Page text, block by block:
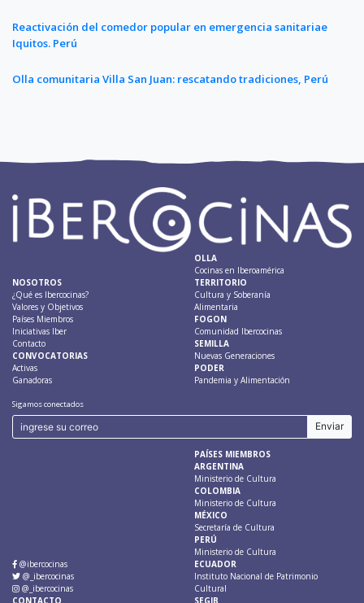
Reactivación del comedor popular en emergencia sanitariae
Iquitos. Perú
Olla comunitaria Villa San Juan: rescatando tradiciones, Perú
NOSOTROS
¿Qué es Ibercocinas?
Valores y Objetivos
Países Miembros
Iniciativas Iber
Contacto
CONVOCATORIAS
Activas
Ganadoras
OLLA
Cocinas en Iberoamérica
TERRITORIO
Cultura y Soberanía
Alimentaria
FOGON
Comunidad Ibercocinas
SEMILLA
Nuevas Generaciones
PODER
Pandemia y Alimentación
Sigamos conectados
@ibercocinas
@_ibercocinas
@_ibercocinas
CONTACTO
PAÍSES MIEMBROS
ARGENTINA
Ministerio de Cultura
COLOMBIA
Ministerio de Cultura
MÉXICO
Secretaría de Cultura
PERÚ
Ministerio de Cultura
ECUADOR
Instituto Nacional de Patrimonio
Cultural
SEGIB